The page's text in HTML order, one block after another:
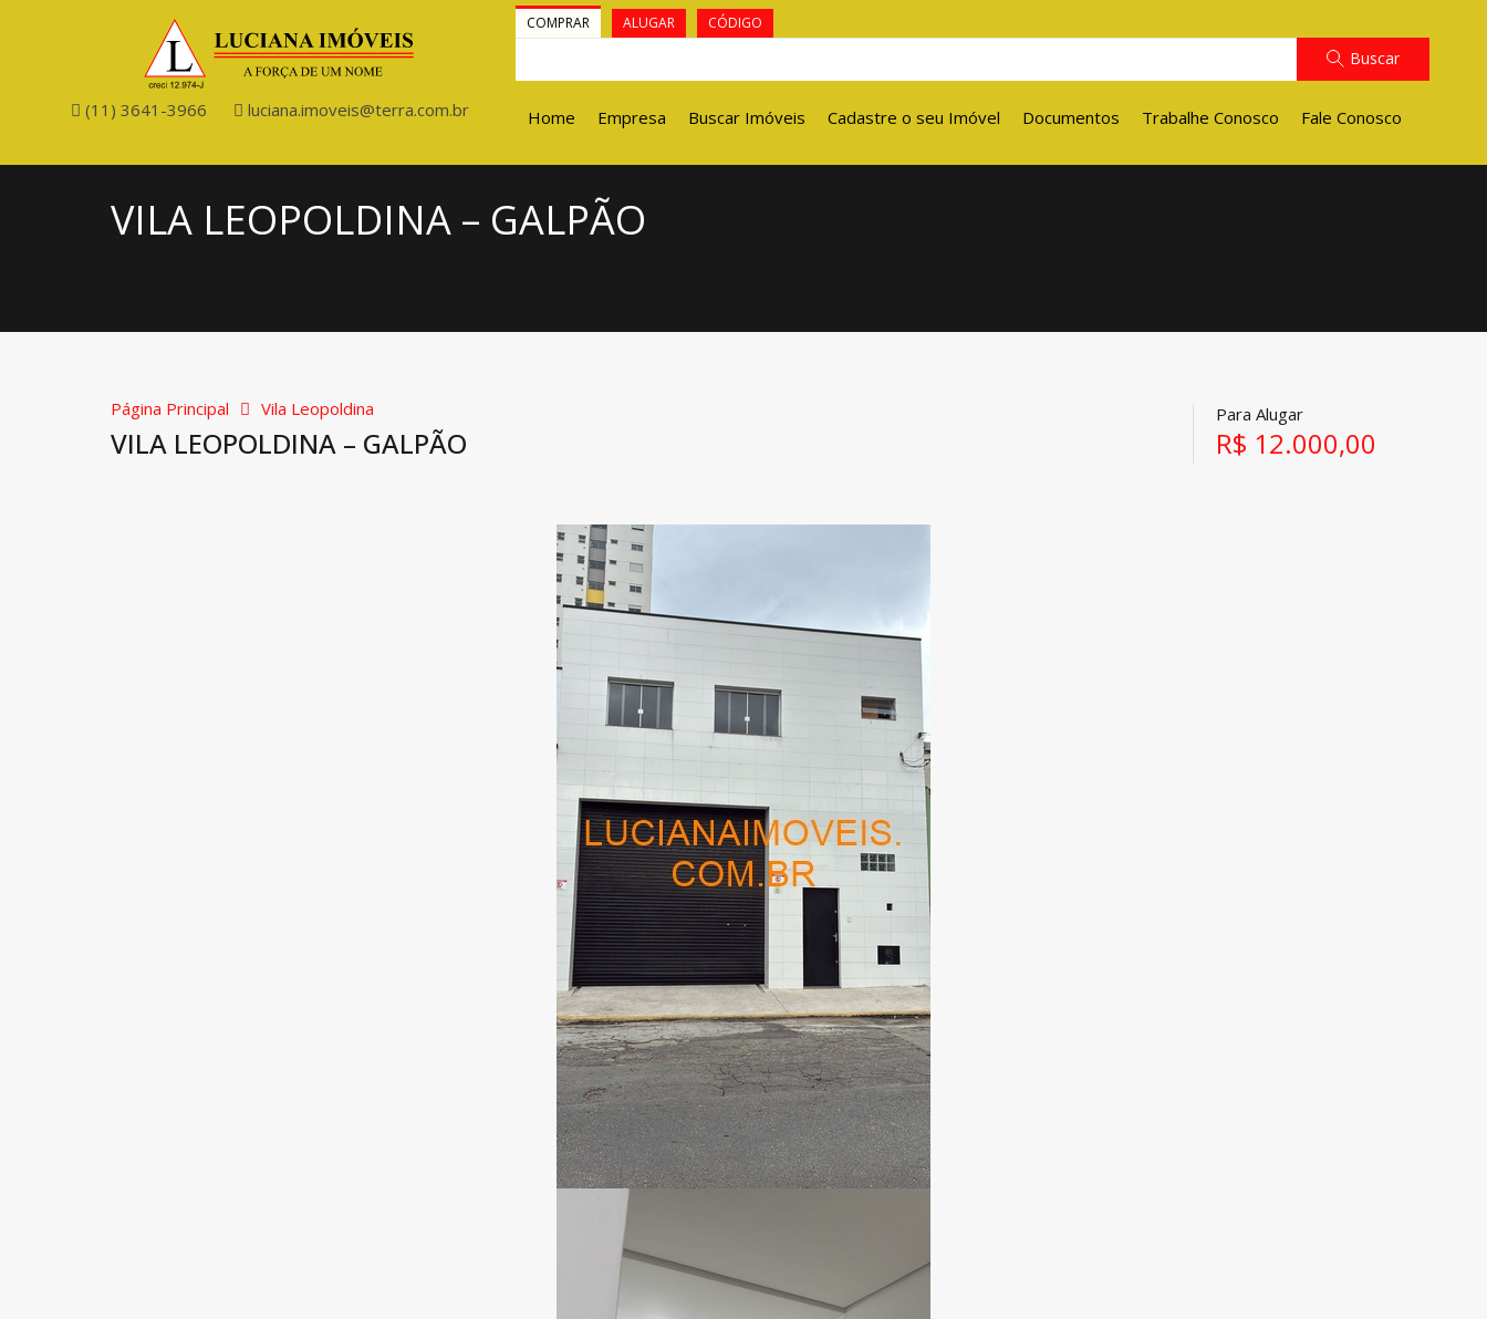
(11) 3641-3966 luciana.imoveis@terra.com.br
COMPRAR ALUGAR CÓDIGO
Buscar
Home Empresa Buscar Imóveis Cadastre o seu Imóvel Documentos Trabalhe Conosco Fale Conosco
VILA LEOPOLDINA – GALPÃO
Página Principal Vila Leopoldina
VILA LEOPOLDINA – GALPÃO
Para Alugar
R$ 12.000,00